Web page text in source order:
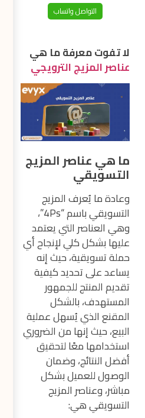
التواصل واتساب
لا تفوت معرفة ما هي
عناصر المزيج الترويجي
ما هي عناصر المزيج
التسويقي
وعادة ما يُعرف المزيج
التسويقي باسم “4Ps”،
وهي العناصر التي يعتمد
عليها بشكل كلي لإنجاح أي
حملة تسويقية، حيث إنه
يساعد على تحديد كيفية
تقديم المنتج للجمهور
المستهدف، بالشكل
المقنع الذي يُسهل عملية
البيع، حيث إنها من الضروري
استخدامها معًا لتحقيق
أفضل النتائج، وضمان
الوصول للعميل بشكل
مباشر، وعناصر المزيج
التسويقي هي: